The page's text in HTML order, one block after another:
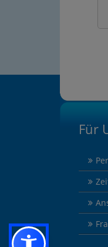
Für